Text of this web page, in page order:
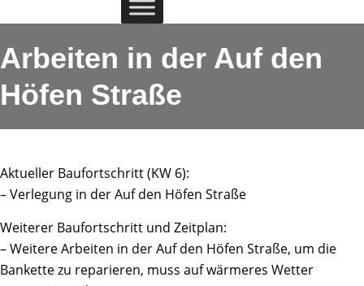
Arbeiten in der Auf den
Höfen Straße
Aktueller Baufortschritt (KW 6):
– Verlegung in der Auf den Höfen Straße
Weiterer Baufortschritt und Zeitplan:
– Weitere Arbeiten in der Auf den Höfen Straße, um die
Bankette zu reparieren, muss auf wärmeres Wetter